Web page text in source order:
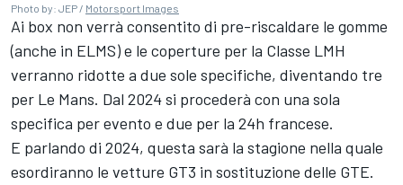
Photo by: JEP / Motorsport Images
Ai box non verrà consentito di pre-riscaldare le gomme
(anche in ELMS) e le coperture per la Classe LMH
verranno ridotte a due sole specifiche, diventando tre
per Le Mans. Dal 2024 si procederà con una sola
specifica per evento e due per la 24h francese.
E parlando di 2024, questa sarà la stagione nella quale
esordiranno le vetture GT3 in sostituzione delle GTE.